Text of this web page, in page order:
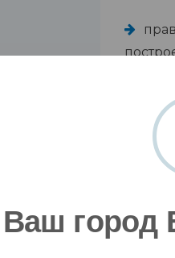
7.
штатные
решить
Ваш город